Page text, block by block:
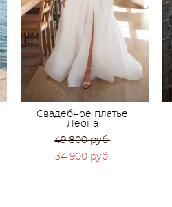
Свадебное платье
Леона
49 800 pуб.
34 900 pуб.